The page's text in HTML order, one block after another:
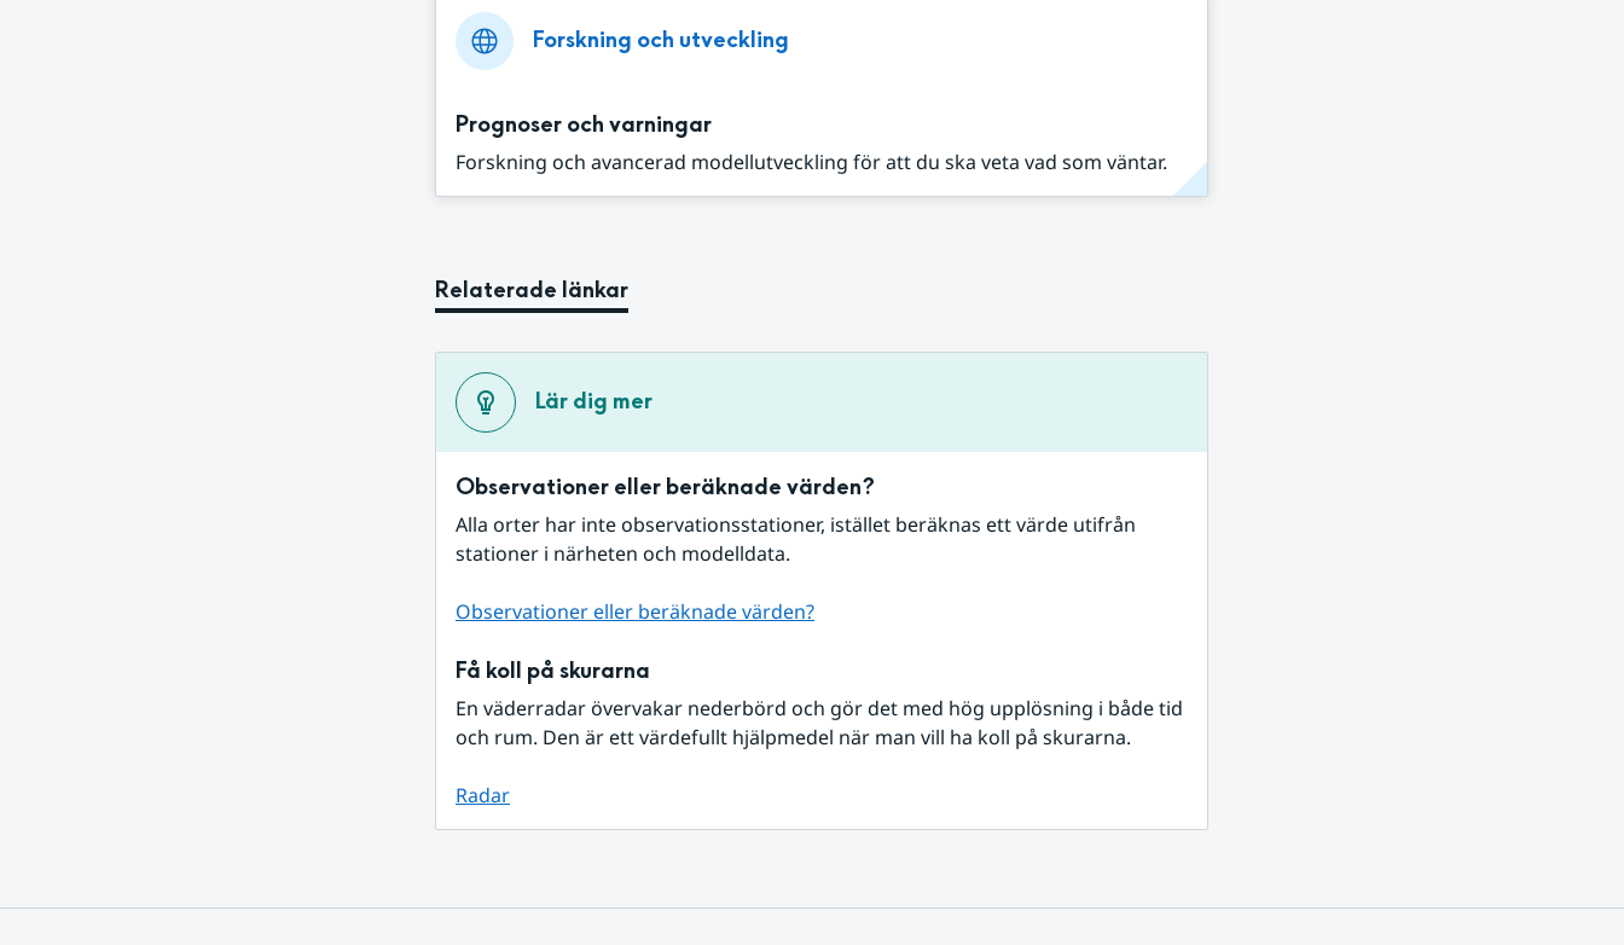
Forskning och utveckling
Prognoser och varningar
Forskning och avancerad modellutveckling för att du ska veta vad som väntar.
Relaterade länkar
Lär dig mer
Observationer eller beräknade värden?
Alla orter har inte observationsstationer, istället beräknas ett värde utifrån
stationer i närheten och modelldata.
Observationer eller beräknade värden?
Få koll på skurarna
En väderradar övervakar nederbörd och gör det med hög upplösning i både tid
och rum. Den är ett värdefullt hjälpmedel när man vill ha koll på skurarna.
Radar